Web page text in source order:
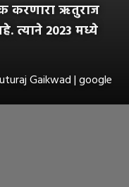
करणारा ऋतुराज
त्याने 2023 मध्ये
Gaikwad | google